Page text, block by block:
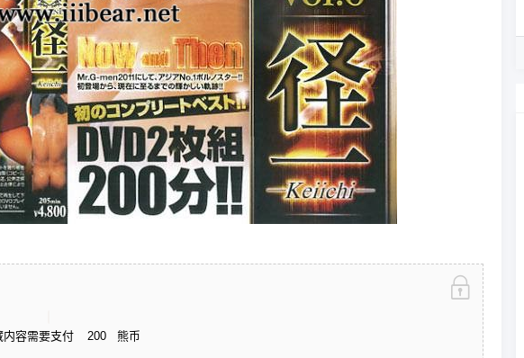
内容需要支付 200 熊币